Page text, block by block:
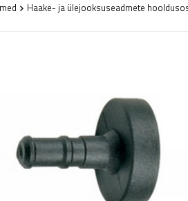
Haake- ja ülejooksuseadmete